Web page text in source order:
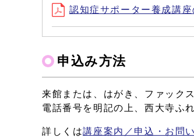
認知症サポーター養成講
申込み方法
来館または、はがき、ファック
電話番号を明記の上、西大寺ふ
詳しくは講座案内／申込・お問